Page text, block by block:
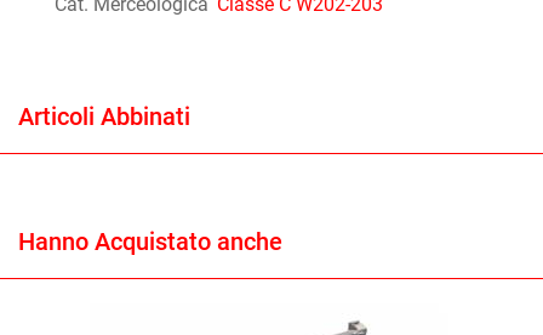
Articoli Abbinati
Hanno Acquistato anche